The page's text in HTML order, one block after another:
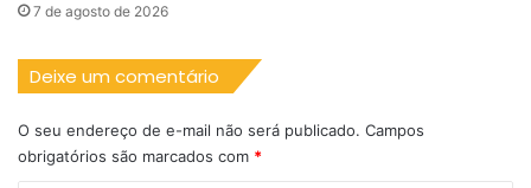
7 de agosto de 2026
Deixe um comentário
O seu endereço de e-mail não será publicado. Campos
obrigatórios são marcados com *